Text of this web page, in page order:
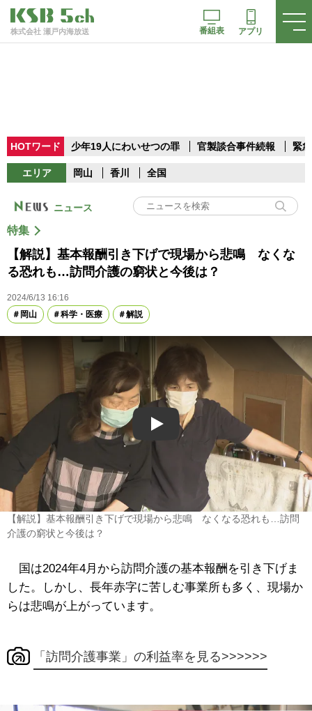
株式会社 瀬戸内海放送 番組表 アプリ
HOTワード 少年19人にわいせつの罪 官製談合事件続報 緊
エリア 岡山 香川 全国
ニュース
特集
【解説】基本報酬引き下げで現場から悲鳴 なくな
る恐れも…訪問介護の窮状と今後は？
2024/6/13 16:16
岡山
科学・医療 解説
Play
【解説】基本報酬引き下げで現場から悲鳴 なくなる恐れも…訪問
介護の窮状と今後は？
国は2024年4月から訪問介護の基本報酬を引き下げま
した。しかし、長年赤字に苦しむ事業所も多く、現場か
らは悲鳴が上がっています。
「訪問介護事業」の利益率を見る>>>>>>